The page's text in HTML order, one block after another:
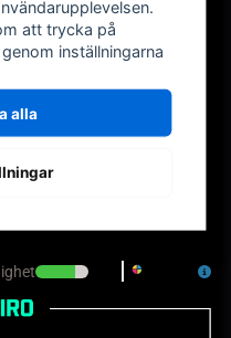
MITT KONTO
Skapa konto
att trycka på
inställningarna
alla